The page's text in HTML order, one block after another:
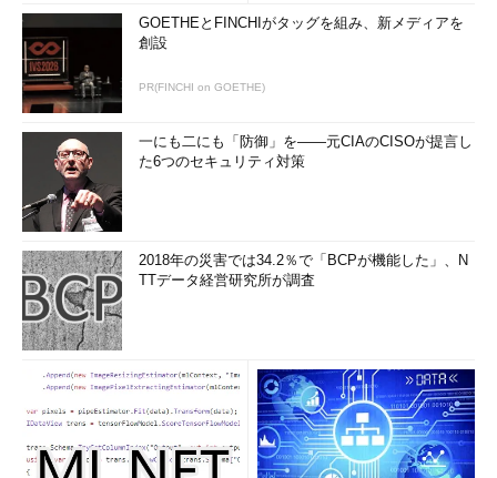
GOETHEとFINCHIがタッグを組み、新メディアを
創設
PR(FINCHI on GOETHE)
一にも二にも「防御」を――元CIAのCISOが提言し
た6つのセキュリティ対策
2018年の災害では34.2％で「BCPが機能した」、N
TTデータ経営研究所が調査